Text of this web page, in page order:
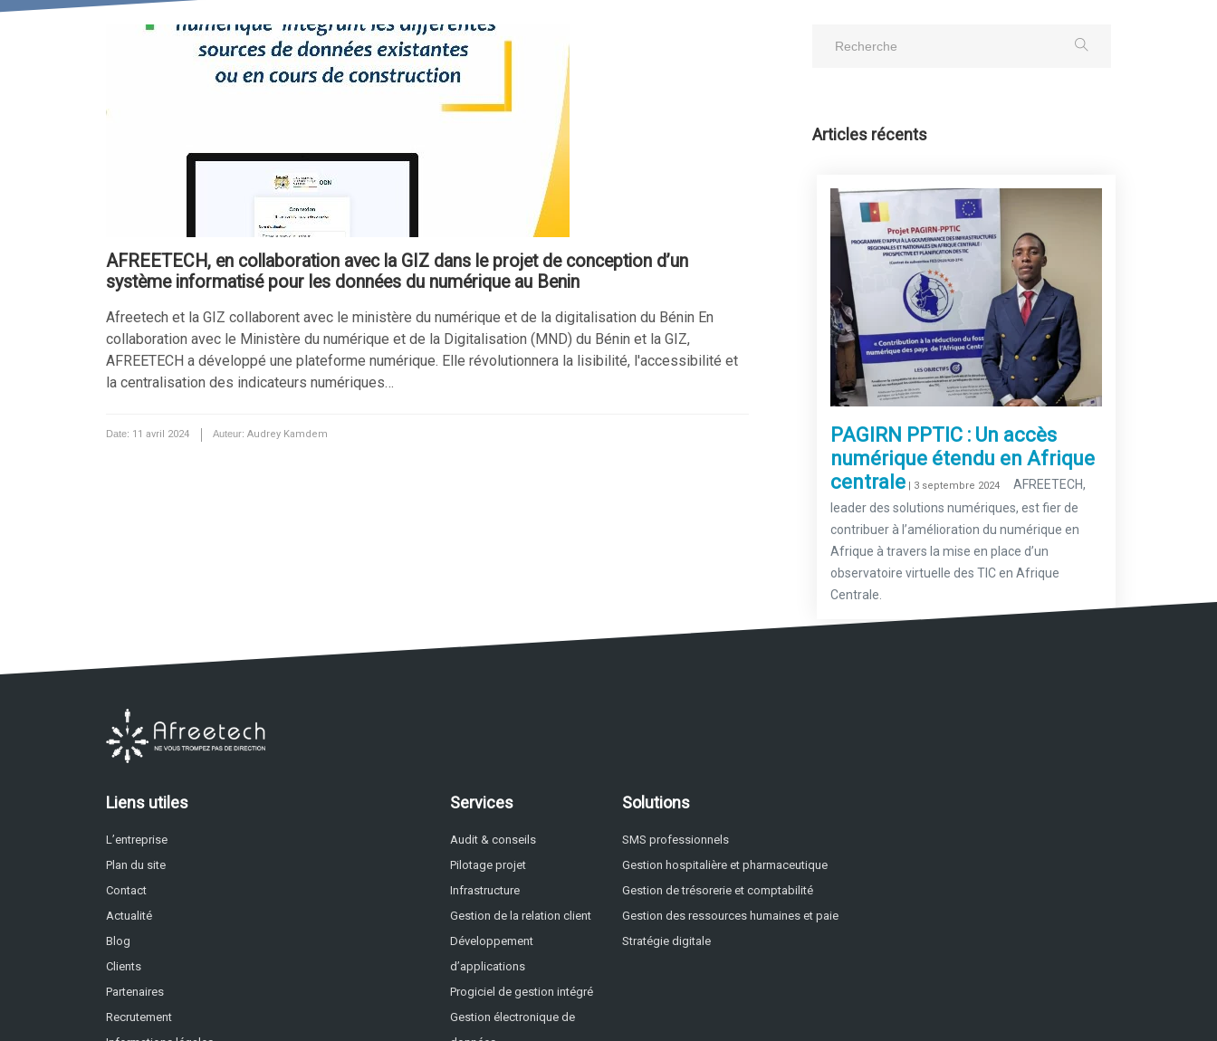
AFREETECH, en collaboration avec la GIZ dans le projet de conception d’un
système informatisé pour les données du numérique au Benin
Afreetech et la GIZ collaborent avec le ministère du numérique et de la digitalisation du Bénin En
collaboration avec le Ministère du numérique et de la Digitalisation (MND) du Bénin et la GIZ,
AFREETECH a développé une plateforme numérique. Elle révolutionnera la lisibilité, l'accessibilité et
la centralisation des indicateurs numériques…
Date: 11 avril 2024 Auteur: Audrey Kamdem
Articles récents
PAGIRN PPTIC : Un accès
numérique étendu en Afrique
centrale | 3 septembre 2024
AFREETECH,
leader des solutions numériques, est fier de
contribuer à l’amélioration du numérique en
Afrique à travers la mise en place d’un
observatoire virtuelle des TIC en Afrique
Centrale.
Liens utiles
L’entreprise
Plan du site
Contact
Actualité
Blog
Clients
Partenaires
Recrutement
Services
Audit & conseils
Pilotage projet
Infrastructure
Gestion de la relation client
Développement
d’applications
Progiciel de gestion intégré
Gestion électronique de
Solutions
SMS professionnels
Gestion hospitalière et pharmaceutique
Gestion de trésorerie et comptabilité
Gestion des ressources humaines et paie
Stratégie digitale